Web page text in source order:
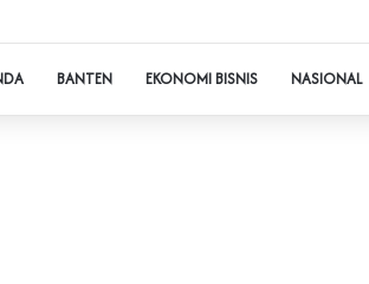
BANTEN EKONOMI BISNIS NASIONAL